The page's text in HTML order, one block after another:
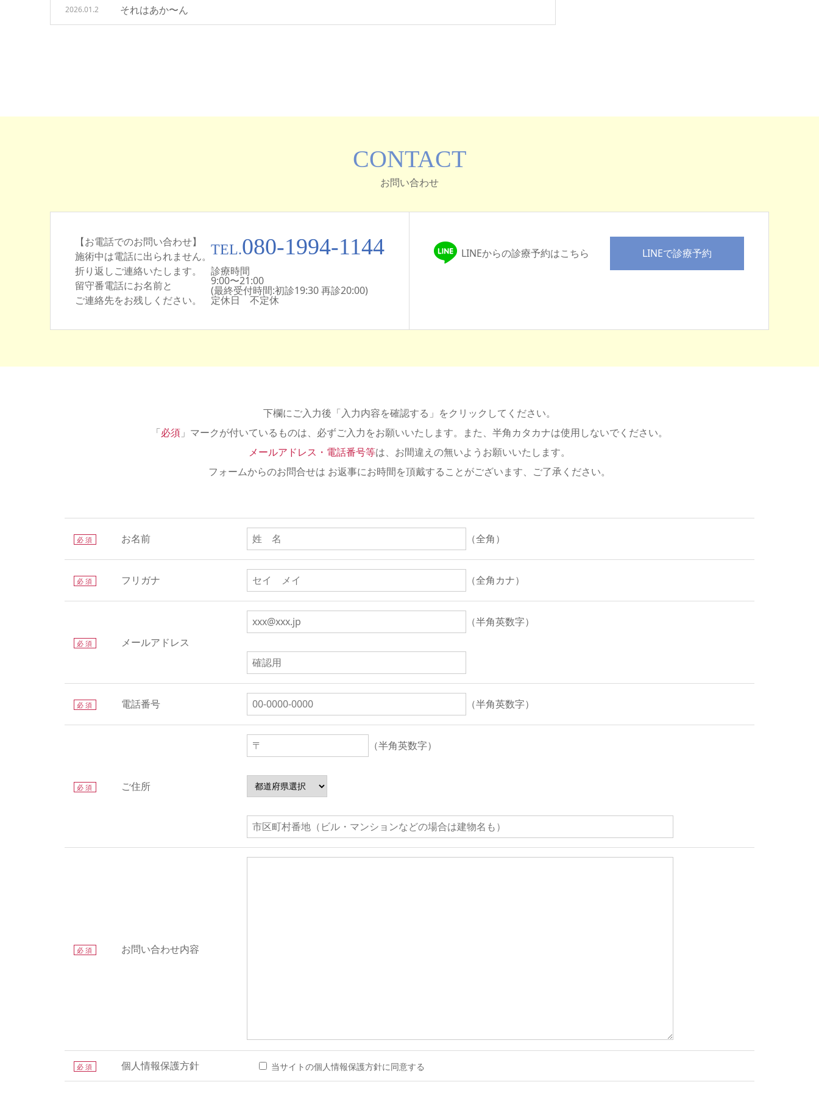
それはあか〜ん
2026.01.2
CONTACT
お問い合わせ
【お電話でのお問い合わせ】
施術中は電話に出られません。
折り返しご連絡いたします。
留守番電話にお名前と
ご連絡先をお残しください。
TEL.080-1994-1144
診療時間
9:00〜21:00
(最終受付時間:初診19:30 再診20:00)
定休日 不定休
LINEからの診療予約はこちら LINEで診療予約
下欄にご入力後「入力内容を確認する」をクリックしてください。
「必須 」マークが付いているものは、必ずご入力をお願いいたします。また、半角カタカナは使用しないでください。
メールアドレス・電話番号等は、お間違えの無いようお願いいたします。
フォームからのお問合せは お返事にお時間を頂戴することがございます、ご了承ください。
必須 お名前 （全角）
必須 フリガナ （全角カナ）
必須 メールアドレス
（半角英数字）
必須 電話番号 （半角英数字）
必須 ご住所
（半角英数字）
必須 お問い合わせ内容
必須 個人情報保護方針 当サイトの個人情報保護方針に同意する